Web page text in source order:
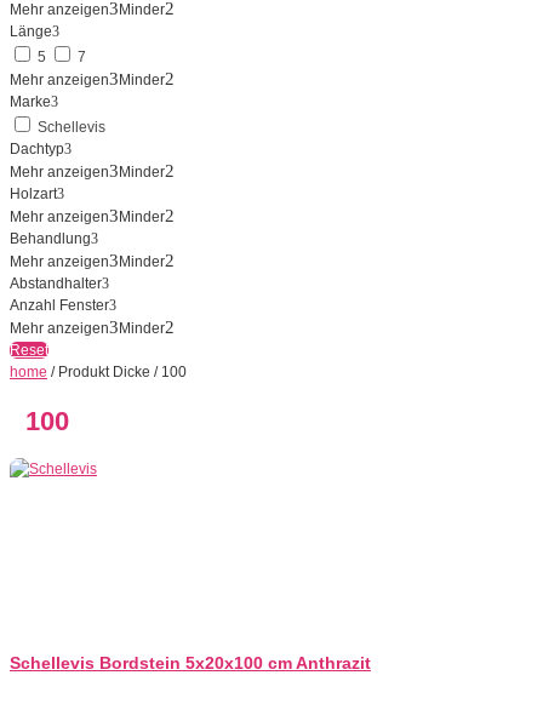
Mehr anzeigen
Minder
Länge
5
7
Mehr anzeigen
Minder
Marke
Schellevis
Dachtyp
Mehr anzeigen
Minder
Holzart
Mehr anzeigen
Minder
Behandlung
Mehr anzeigen
Minder
Abstandhalter
Anzahl Fenster
Mehr anzeigen
Minder
Reset
home / Produkt Dicke / 100
100
Schellevis Bordstein 5x20x100 cm Anthrazit